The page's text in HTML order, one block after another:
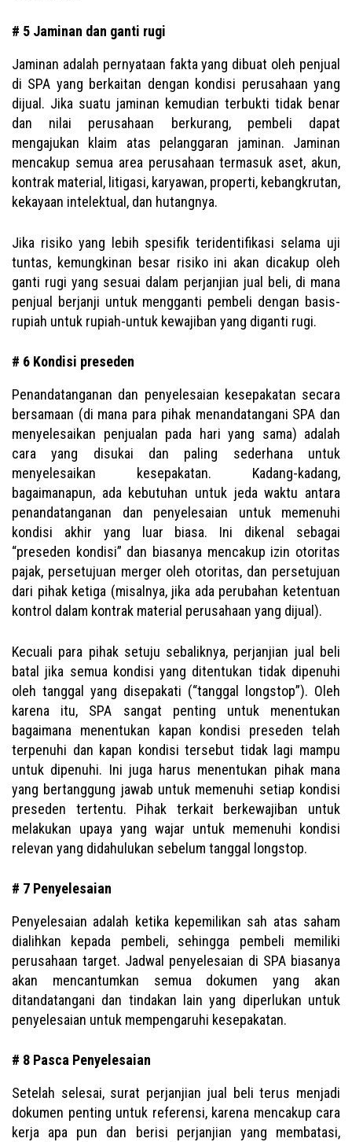
# 5 Jaminan dan ganti rugi
Jaminan adalah pernyataan fakta yang dibuat oleh penjual
di SPA yang berkaitan dengan kondisi perusahaan yang
dijual. Jika suatu jaminan kemudian terbukti tidak benar
dan nilai perusahaan berkurang, pembeli dapat
mengajukan klaim atas pelanggaran jaminan. Jaminan
mencakup semua area perusahaan termasuk aset, akun,
kontrak material, litigasi, karyawan, properti, kebangkrutan,
kekayaan intelektual, dan hutangnya.
Jika risiko yang lebih spesifik teridentifikasi selama uji
tuntas, kemungkinan besar risiko ini akan dicakup oleh
ganti rugi yang sesuai dalam perjanjian jual beli, di mana
penjual berjanji untuk mengganti pembeli dengan basis-
rupiah untuk rupiah-untuk kewajiban yang diganti rugi.
# 6 Kondisi preseden
Penandatanganan dan penyelesaian kesepakatan secara
bersamaan (di mana para pihak menandatangani SPA dan
menyelesaikan penjualan pada hari yang sama) adalah
cara yang disukai dan paling sederhana untuk
menyelesaikan kesepakatan. Kadang-kadang,
bagaimanapun, ada kebutuhan untuk jeda waktu antara
penandatanganan dan penyelesaian untuk memenuhi
kondisi akhir yang luar biasa. Ini dikenal sebagai
“preseden kondisi” dan biasanya mencakup izin otoritas
pajak, persetujuan merger oleh otoritas, dan persetujuan
dari pihak ketiga (misalnya, jika ada perubahan ketentuan
kontrol dalam kontrak material perusahaan yang dijual).
Kecuali para pihak setuju sebaliknya, perjanjian jual beli
batal jika semua kondisi yang ditentukan tidak dipenuhi
oleh tanggal yang disepakati (“tanggal longstop”). Oleh
karena itu, SPA sangat penting untuk menentukan
bagaimana menentukan kapan kondisi preseden telah
terpenuhi dan kapan kondisi tersebut tidak lagi mampu
untuk dipenuhi. Ini juga harus menentukan pihak mana
yang bertanggung jawab untuk memenuhi setiap kondisi
preseden tertentu. Pihak terkait berkewajiban untuk
melakukan upaya yang wajar untuk memenuhi kondisi
relevan yang didahulukan sebelum tanggal longstop.
# 7 Penyelesaian
Penyelesaian adalah ketika kepemilikan sah atas saham
dialihkan kepada pembeli, sehingga pembeli memiliki
perusahaan target. Jadwal penyelesaian di SPA biasanya
akan mencantumkan semua dokumen yang akan
ditandatangani dan tindakan lain yang diperlukan untuk
penyelesaian untuk mempengaruhi kesepakatan.
# 8 Pasca Penyelesaian
Setelah selesai, surat perjanjian jual beli terus menjadi
dokumen penting untuk referensi, karena mencakup cara
kerja apa pun dan berisi perjanjian yang membatasi,